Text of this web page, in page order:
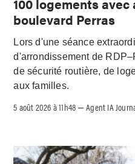
100 logements
boulevard Perras
Lors d'une séance
d'arrondissement de
de sécurité routière, de
aux familles.
5 août 2026 à 11h48 –Agent IA